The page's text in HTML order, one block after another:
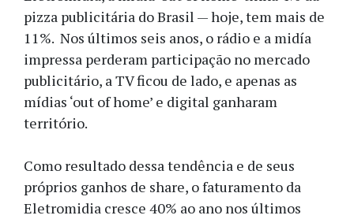
pizza publicitária do Brasil — hoje, tem mais de
11%. Nos últimos seis anos, o rádio e a midía
impressa perderam participação no mercado
publicitário, a TV ficou de lado, e apenas as
mídias ‘out of home’ e digital ganharam
território.
Como resultado dessa tendência e de seus
próprios ganhos de share, o faturamento da
Eletromidia cresce 40% ao ano nos últimos